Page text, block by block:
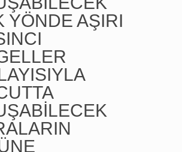
YÖNDE AŞIRI